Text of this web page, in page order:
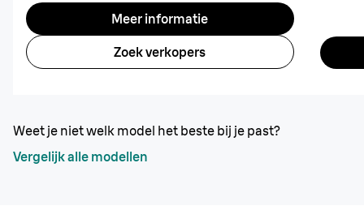
Meer informatie
Zoek verkopers
Weet je niet welk model het beste bij je past?
Vergelijk alle modellen